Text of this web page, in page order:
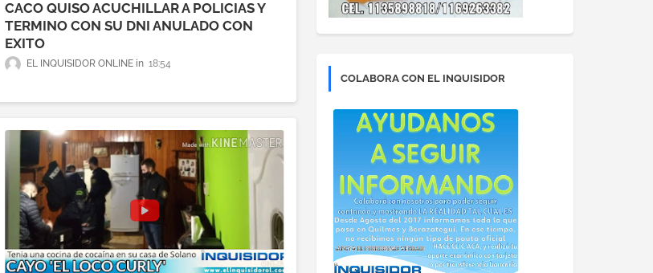
CACO QUISO ACUCHILLAR A POLICIAS Y
TERMINO CON SU DNI ANULADO CON
EXITO
EL INQUISIDOR ONLINE 18:54
COLABORA CON EL INQUISIDOR